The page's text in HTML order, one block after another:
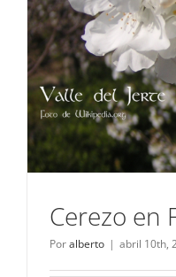
Cerezo en
Poralberto | abril 10th,